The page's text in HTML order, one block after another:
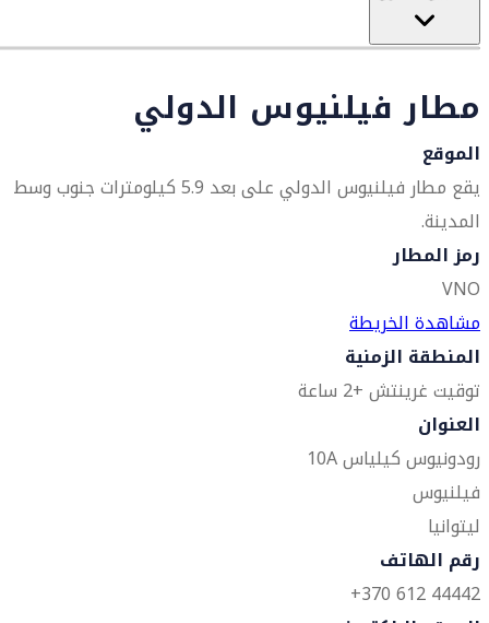
مطار فيلنيوس الدولي
الموقع
يقع مطار فيلنيوس الدولي على بعد 5.9 كيلومترات جنوب وسط
المدينة.
رمز المطار
VNO
مشاهدة الخريطة
المنطقة الزمنية
توقيت غرينتش +2 ساعة
العنوان
رودونيوس كيلياس 10A
فيلنيوس
ليتوانيا
رقم الهاتف
44442 612 370+